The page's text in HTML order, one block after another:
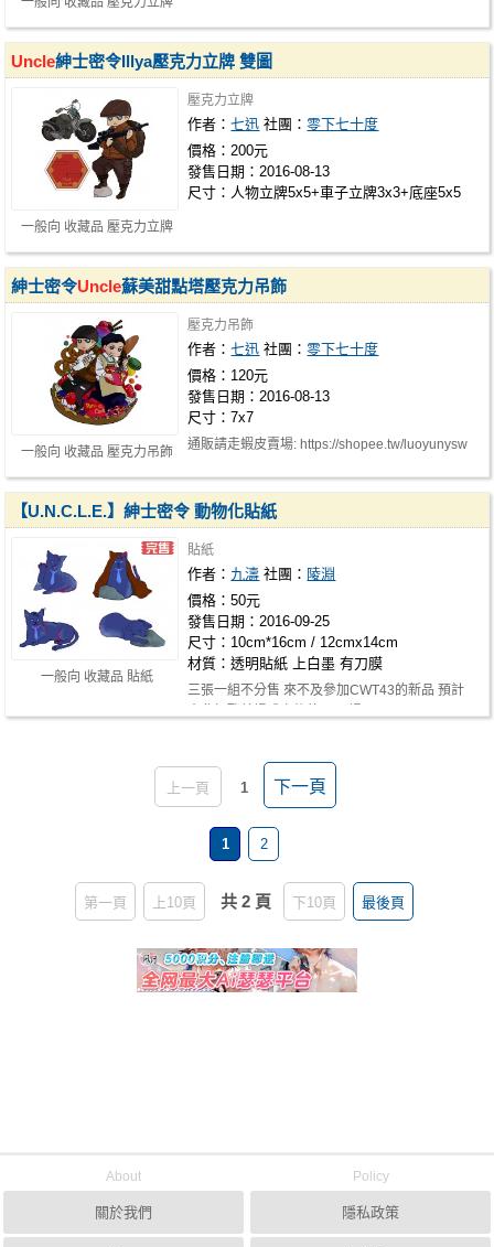
一般向 收藏品 壓克力立牌
Uncle紳士密令Illya壓克力立牌 雙圖
壓克力立牌
作者：七迅 社團：零下七十度
價格：200元
發售日期：2016-08-13
尺寸：人物立牌5x5+車子立牌3x3+底座5x5
一般向 收藏品 壓克力吊飾
紳士密令Uncle蘇美甜點塔壓克力吊飾
壓克力吊飾
作者：七迅 社團：零下七十度
價格：120元
發售日期：2016-08-13
尺寸：7x7
通販請走蝦皮賣場: https://shopee.tw/luoyunysw
一般向 收藏品 貼紙
【U.N.C.L.E.】紳士密令 動物化貼紙
貼紙
作者： 九濤 社團： 陵淵
價格：50元
發售日期：2016-09-25
尺寸：10cm*16cm / 12cmx14cm
材質：透明貼紙 上白墨 有刀膜
三張一組不分售 來不及參加CWT43的新品 預計
上一頁 1 下一頁
1 2
第一頁 上10頁 共 2 頁 下10頁 最後頁
About
關於我們
Policy
隱私政策